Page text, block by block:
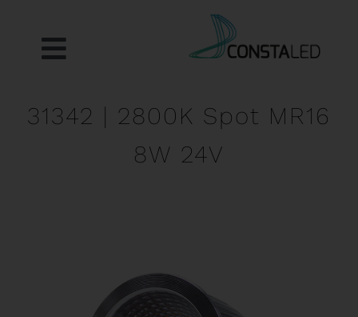
springenToggle
Navigation
Anwendungsbeispiele
31342 | 2800K Spot MR16
8W 24V